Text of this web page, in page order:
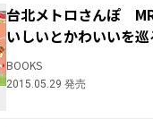
台北メトロさんぽ
いしいとかわいいを
BOOKS
2015.05.29 発売